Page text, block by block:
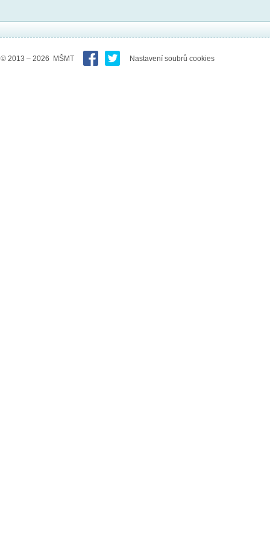
© 2013 – 2026 MŠMT Nastavení soubrů cookies